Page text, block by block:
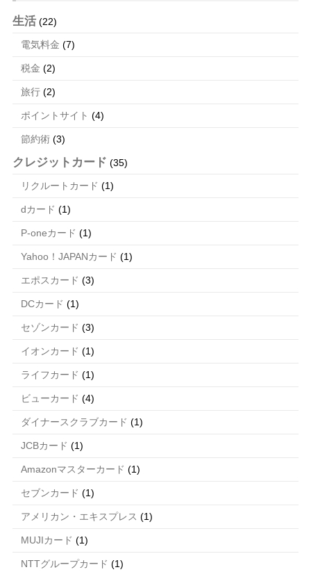
生活(22)
電気料金 (7)
税金 (2)
旅行(2)
ポイントサイト (4)
節約術(3)
クレジットカード (35)
リクルートカード (1)
dカード (1)
P-oneカード (1)
Yahoo！JAPANカード (1)
エポスカード (3)
DCカード (1)
セゾンカード (3)
イオンカード (1)
ライフカード (1)
ビューカード (4)
ダイナースクラブカード (1)
JCBカード (1)
Amazonマスターカード (1)
セブンカード (1)
アメリカン・エキスプレス (1)
MUJIカード (1)
NTTグループカード (1)